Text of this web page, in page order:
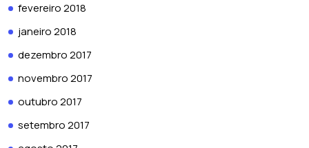
fevereiro 2018
janeiro 2018
dezembro 2017
novembro 2017
outubro 2017
setembro 2017